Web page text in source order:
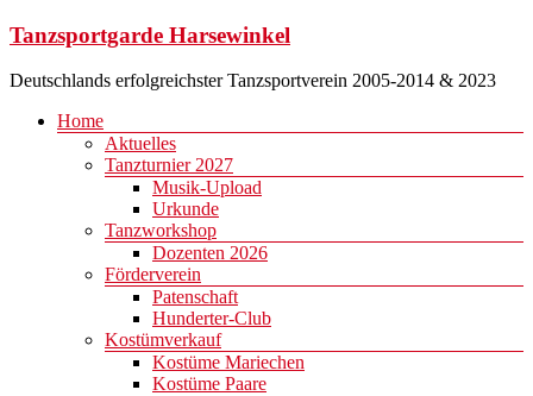
Zum
springen
Tanzsportgarde Harsewinkel
Deutschlands erfolgreichster Tanzsportverein 2005-2014 & 2023
Menü
Home
Aktuelles
Tanzturnier 2027
Musik-Upload
Urkunde
Tanzworkshop
Dozenten 2026
Förderverein
Patenschaft
Hunderter-Club
Kostümverkauf
Kostüme Mariechen
Kostüme Paare